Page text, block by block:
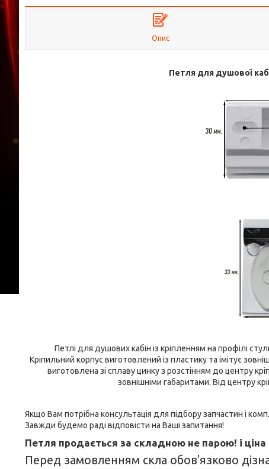
Опис
Петля для душової
Петлі для душових кабін із кріпленням на профілі
Кріпильний корпус виготовлений із пластику та імітує
виготовлена зі сплаву цинку з розстінням до центру
зовнішніми габаритами. Від центру
Якщо Вам потрібна консультація для підбору запчастин і
Завжди будемо раді відповісти на Ваші запитання!
Петля продається за складною не парою! і
Перед замовленням скла обов'язково